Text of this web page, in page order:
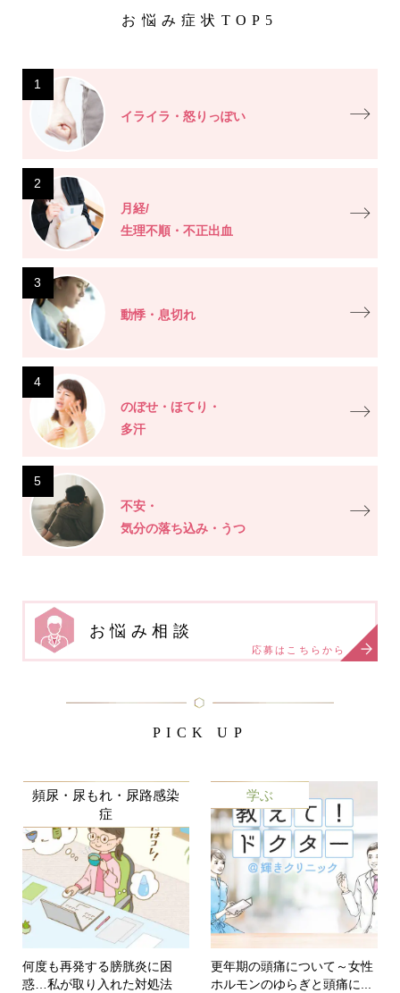
お悩み症状TOP5
1
イライラ・怒りっぽい
2
月経/
生理不順・不正出血
3
動悸・息切れ
4
のぼせ・ほてり・
多汗
5
不安・
気分の落ち込み・うつ
お悩み相談
応募はこちらから
PICK UP
頻尿・尿もれ・尿路感染
症
何度も再発する膀胱炎に困
惑…私が取り入れた対処法
学ぶ
更年期の頭痛について～女性
ホルモンのゆらぎと頭痛に...